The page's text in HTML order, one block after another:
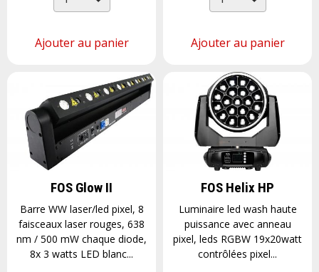
Ajouter au panier Ajouter au panier
FOS Glow II
Barre WW laser/led pixel, 8
faisceaux laser rouges, 638
nm / 500 mW chaque diode,
8x 3 watts LED blanc...
FOS Helix HP
Luminaire led wash haute
puissance avec anneau
pixel, leds RGBW 19x20watt
contrôlées pixel...